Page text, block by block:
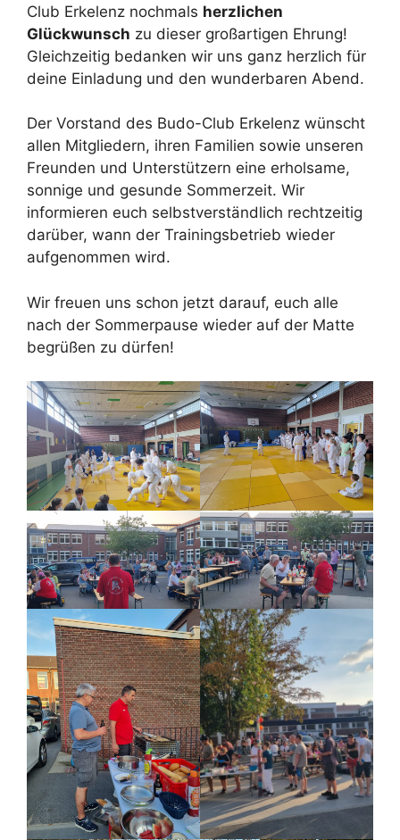
Club Erkelenz nochmals herzlichen
Glückwunsch zu dieser großartigen Ehrung!
Gleichzeitig bedanken wir uns ganz herzlich für
deine Einladung und den wunderbaren Abend.
Der Vorstand des Budo-Club Erkelenz wünscht
allen Mitgliedern, ihren Familien sowie unseren
Freunden und Unterstützern eine erholsame,
sonnige und gesunde Sommerzeit. Wir
informieren euch selbstverständlich rechtzeitig
darüber, wann der Trainingsbetrieb wieder
aufgenommen wird.
Wir freuen uns schon jetzt darauf, euch alle
nach der Sommerpause wieder auf der Matte
begrüßen zu dürfen!